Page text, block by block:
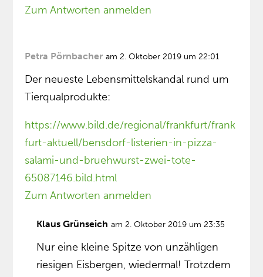
Zum Antworten anmelden
Petra Pörnbacher am 2. Oktober 2019 um 22:01
Der neueste Lebensmittelskandal rund um
Tierqualprodukte:
https://www.bild.de/regional/frankfurt/frank
furt-aktuell/bensdorf-listerien-in-pizza-
salami-und-bruehwurst-zwei-tote-
65087146.bild.html
Zum Antworten anmelden
Klaus Grünseich am 2. Oktober 2019 um 23:35
Nur eine kleine Spitze von unzähligen
riesigen Eisbergen, wiedermal! Trotzdem